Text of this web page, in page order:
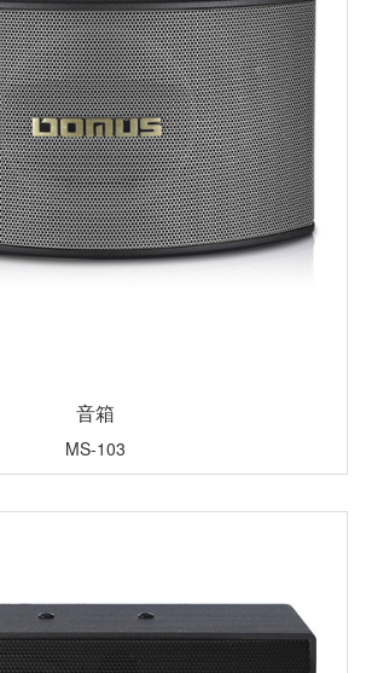
音箱
MS-103